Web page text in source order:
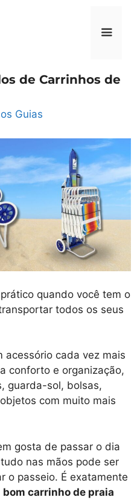
Menu
de Carrinhos de
Guias
quando você tem o
todos os seus
acessório cada vez mais
conforto e organização,
guarda-sol, bolsas,
com muito mais
gosta de passar o dia
nas mãos pode ser
o passeio. É exatamente
bom carrinho de praia